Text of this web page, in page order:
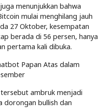
menunjukkan bahwa
mulai menghilang jauh
27 Oktober, kesempatan
berada di 56 persen, hanya
pertama kali dibuka.
Papan Atas dalam
ambruk menjadi
dorongan bullish dan